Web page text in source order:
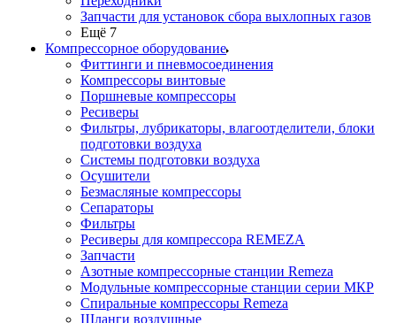
Запчасти для установок сбора выхлопных газов
Ещё 7
Компрессорное оборудование
Фиттинги и пневмосоединения
Компрессоры винтовые
Поршневые компрессоры
Ресиверы
Фильтры, лубрикаторы, влагоотделители, блоки
подготовки воздуха
Системы подготовки воздуха
Осушители
Безмасляные компрессоры
Сепараторы
Фильтры
Ресиверы для компрессора REMEZA
Запчасти
Азотные компрессорные станции Remeza
Модульные компрессорные станции серии МКР
Спиральные компрессоры Remeza
Шланги воздушные